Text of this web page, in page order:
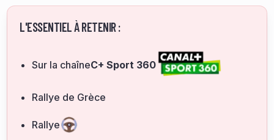
L'ESSENTIEL À RETENIR :
Sur la chaîneC+ Sport 360
Rallye de Grèce
Rallye